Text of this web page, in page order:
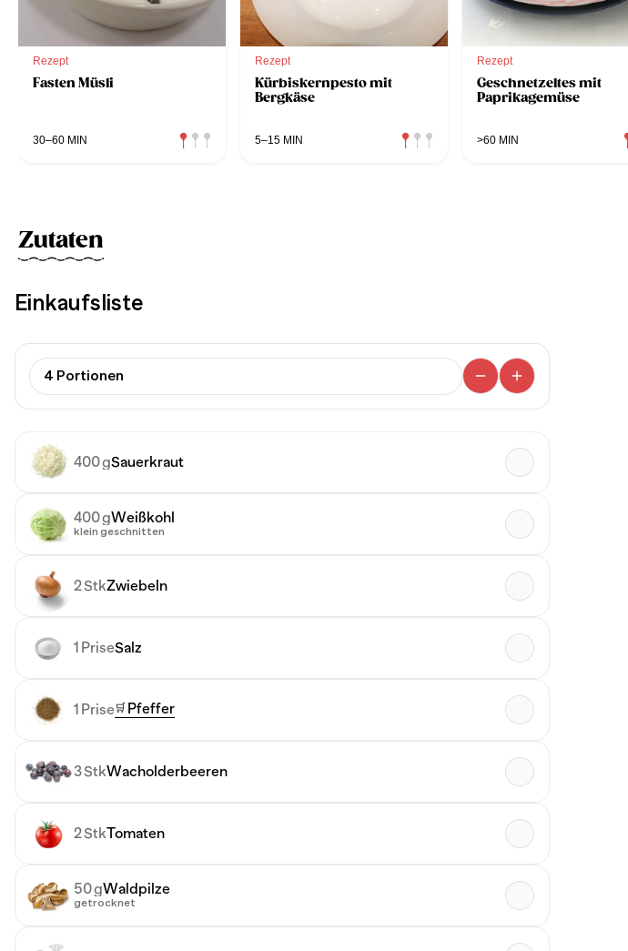
Rezept
Fasten Müsli
30–60 MIN
Rezept
Kürbiskernpesto mit
Bergkäse
5–15 MIN
Rezept
Geschnetzeltes mit
Paprikagemüse
>60 MIN
Zutaten